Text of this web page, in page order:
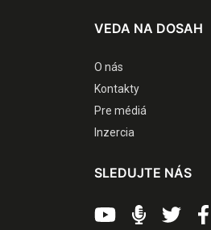
VEDA NA DOSAH
O nás
Kontakty
Pre médiá
Inzercia
SLEDUJTE NÁS